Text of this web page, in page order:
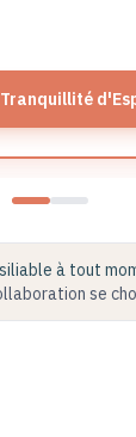
à tout
se